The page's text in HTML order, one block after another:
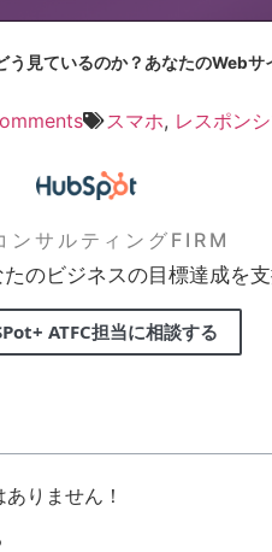
う見ているのか？あなたのWebサ
スマホ, レスポン
ンサルティングFIRM
のビジネスの目標達成を支
ATFC担当に相談する
りません！